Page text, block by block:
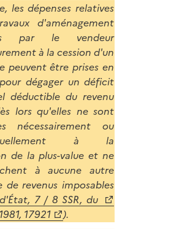
les dépenses relatives
d'aménagement
par le vendeur
à la cession d'un
peuvent être prises en
dégager un déficit
déductible du revenu
lors qu'elles ne sont
nécessairement ou
à la
de la plus-value et ne
à aucune autre
de revenus imposables
7 / 8 SSR, du
17921
).